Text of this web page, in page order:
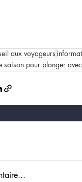
aux voyageurs
saison pour plonger